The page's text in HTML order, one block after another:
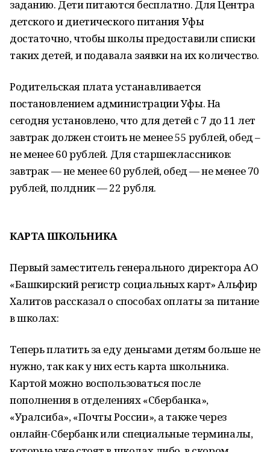
заданию. Дети питаются бесплатно. Для Центра
детского и диетического питания Уфы
достаточно, чтобы школы предоставили списки
таких детей, и подавала заявки на их количество.
Родительская плата устанавливается
постановлением администрации Уфы. На
сегодня установлено, что для детей с 7 до 11 лет
завтрак должен стоить не менее 55 рублей, обед –
не менее 60 рублей. Для старшеклассников:
завтрак — не менее 60 рублей, обед — не менее 70
рублей, полдник — 22 рубля.
КАРТА ШКОЛЬНИКА
Первый заместитель генерального директора АО
«Башкирский регистр социальных карт» Альфир
Халитов рассказал о способах оплаты за питание
в школах:
Теперь платить за еду деньгами детям больше не
нужно, так как у них есть карта школьника.
Картой можно воспользоваться после
пополнения в отделениях «Сбербанка»,
«Уралсиба», «Почты России», а также через
онлайн-Сбербанк или специальные терминалы,